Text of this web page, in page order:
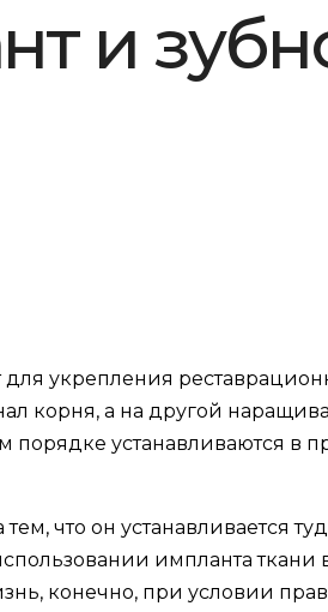
и
укрепления
корня, а на другой
устанавливаются в
тем, что он устанавливается
импланта ткани
конечно, при условии